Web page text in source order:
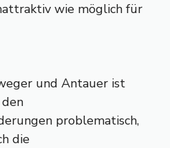
wie möglich für
und Antauer ist
problematisch,
die